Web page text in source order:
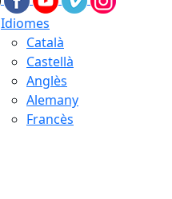
Idiomes
Català
Castellà
Anglès
Alemany
Francès